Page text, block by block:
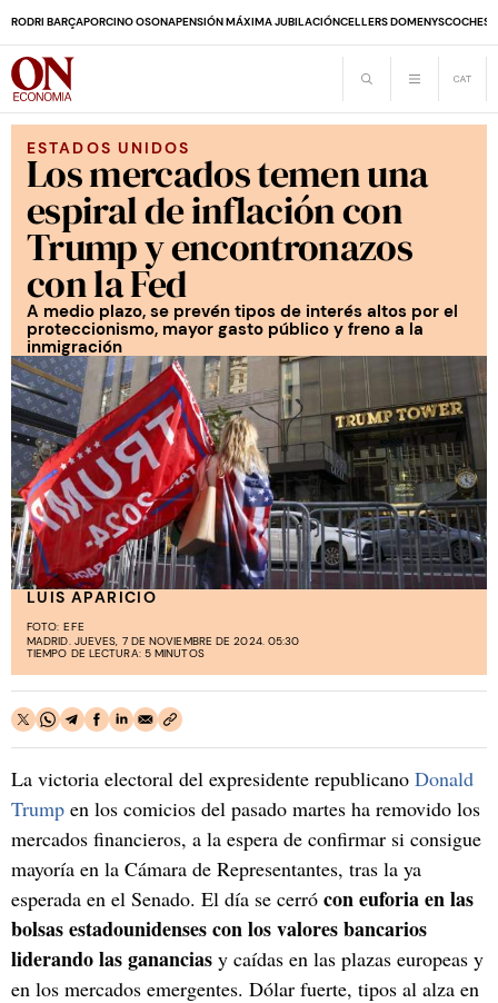
RODRI BARÇAPORCINO OSONAPENSIÓN MÁXIMA JUBILACIÓNCELLERS DOMENYSCOCHES
ESTADOS UNIDOS
Los mercados temen una
espiral de inflación con
Trump y encontronazos
con la Fed
A medio plazo, se prevén tipos de interés altos por el
proteccionismo, mayor gasto público y freno a la
inmigración
LUIS APARICIO
FOTO: EFE
MADRID. JUEVES, 7 DE NOVIEMBRE DE 2024. 05:30
TIEMPO DE LECTURA: 5 MINUTOS
La victoria electoral del expresidente republicano Donald
Trump en los comicios del pasado martes ha removido los
mercados financieros, a la espera de confirmar si consigue
mayoría en la Cámara de Representantes, tras la ya
esperada en el Senado. El día se cerró con euforia en las
bolsas estadounidenses con los valores bancarios
liderando las ganancias y caídas en las plazas europeas y
en los mercados emergentes. Dólar fuerte, tipos al alza en